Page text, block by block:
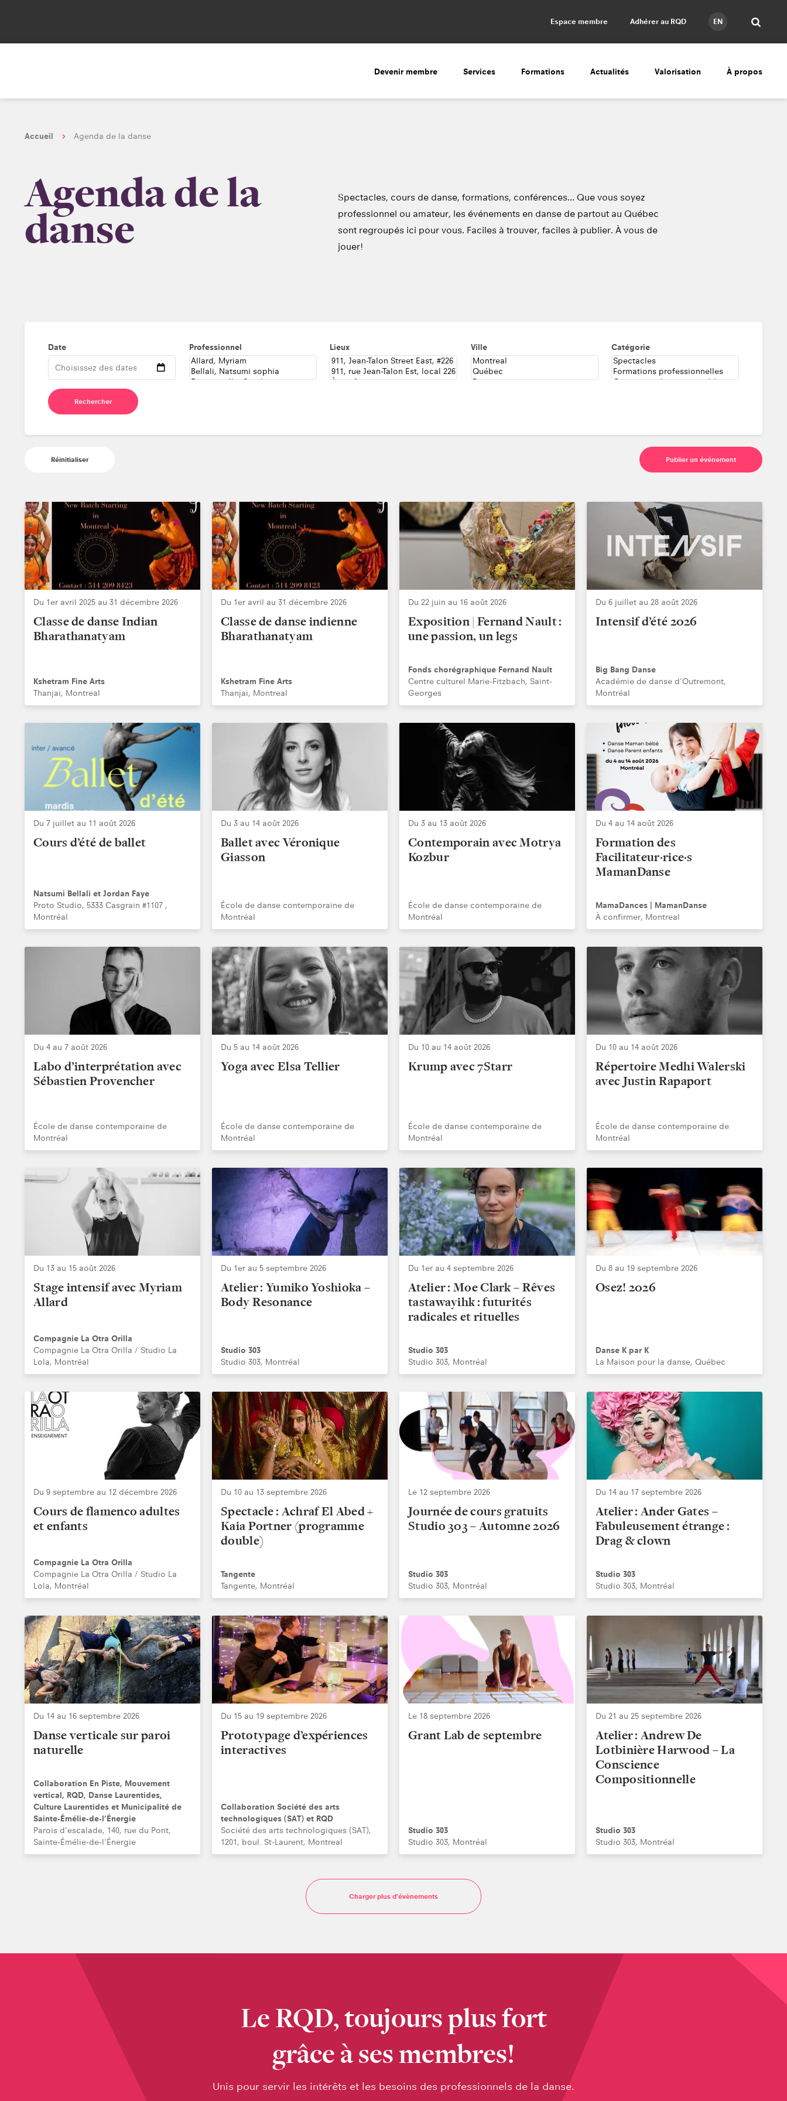
EN
Adhérer au RQD
Espace membre
Devenir membre Services Formations Actualités Valorisation À propos
Accueil Agenda de la danse
Agenda de la
danse
Spectacles, cours de danse, formations, conférences… Que vous soyez
professionnel ou amateur, les événements en danse de partout au Québec
sont regroupés ici pour vous. Faciles à trouver, faciles à publier. À vous de
jouer!
Date Professionnel Lieux Ville Catégorie
Rechercher
Réinitialiser Publier un événement
Du 1er avril 2025 au 31 décembre 2026
Classe de danse Indian
Bharathanatyam
Kshetram Fine Arts
Thanjai, Montreal
Du 1er avril au 31 décembre 2026
Classe de danse indienne
Bharathanatyam
Kshetram Fine Arts
Thanjai, Montreal
Du 22 juin au 16 août 2026
Exposition | Fernand Nault :
une passion, un legs
Fonds chorégraphique Fernand Nault
Centre culturel Marie-Fitzbach, Saint-
Georges
Du 6 juillet au 28 août 2026
Intensif d’été 2026
Big Bang Danse
Académie de danse d'Outremont,
Montréal
Du 7 juillet au 11 août 2026
Cours d’été de ballet
Natsumi Bellali et Jordan Faye
Proto Studio, 5333 Casgrain #1107 ,
Montréal
Du 3 au 14 août 2026
Ballet avec Véronique
Giasson
École de danse contemporaine de
Montréal
Du 3 au 13 août 2026
Contemporain avec Motrya
Kozbur
École de danse contemporaine de
Montréal
Du 4 au 14 août 2026
Formation des
Facilitateur·rice·s
MamanDanse
MamaDances | MamanDanse
À confirmer, Montreal
Du 4 au 7 août 2026
Labo d’interprétation avec
Sébastien Provencher
École de danse contemporaine de
Montréal
Du 5 au 14 août 2026
Yoga avec Elsa Tellier
École de danse contemporaine de
Montréal
Du 10 au 14 août 2026
Krump avec 7Starr
École de danse contemporaine de
Montréal
Du 10 au 14 août 2026
Répertoire Medhi Walerski
avec Justin Rapaport
École de danse contemporaine de
Montréal
Du 13 au 15 août 2026
Stage intensif avec Myriam
Allard
Compagnie La Otra Orilla
Compagnie La Otra Orilla / Studio La
Lola, Montréal
Du 1er au 5 septembre 2026
Atelier : Yumiko Yoshioka –
Body Resonance
Studio 303
Studio 303, Montréal
Du 1er au 4 septembre 2026
Atelier : Moe Clark – Rêves
tastawayihk : futurités
radicales et rituelles
Studio 303
Studio 303, Montréal
Du 8 au 19 septembre 2026
Osez! 2026
Danse K par K
La Maison pour la danse, Québec
Du 9 septembre au 12 décembre 2026
Cours de flamenco adultes
et enfants
Compagnie La Otra Orilla
Compagnie La Otra Orilla / Studio La
Lola, Montréal
Du 10 au 13 septembre 2026
Spectacle : Achraf El Abed +
Kaia Portner (programme
double)
Tangente
Tangente, Montréal
Le 12 septembre 2026
Journée de cours gratuits
Studio 303 – Automne 2026
Studio 303
Studio 303, Montréal
Du 14 au 17 septembre 2026
Atelier : Ander Gates –
Fabuleusement étrange :
Drag & clown
Studio 303
Studio 303, Montréal
Du 14 au 16 septembre 2026
Danse verticale sur paroi
naturelle
Collaboration En Piste, Mouvement
vertical, RQD, Danse Laurentides,
Culture Laurentides et Municipalité de
Sainte-Émélie-de-l’Énergie
Parois d’escalade, 140, rue du Pont,
Sainte-Émélie-de-l’Énergie
Du 15 au 19 septembre 2026
Prototypage d’expériences
interactives
Collaboration Société des arts
technologiques (SAT) et RQD
Société des arts technologiques (SAT),
1201, boul. St-Laurent, Montreal
Le 18 septembre 2026
Grant Lab de septembre
Studio 303
Studio 303, Montréal
Du 21 au 25 septembre 2026
Atelier : Andrew De
Lotbinière Harwood – La
Conscience
Compositionnelle
Studio 303
Studio 303, Montréal
Charger plus d’évènements
Le RQD, toujours plus fort
grâce à ses membres!
Unis pour servir les intérêts et les besoins des professionnels de la danse.